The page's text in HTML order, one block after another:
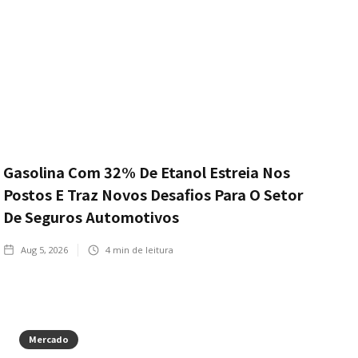
Gasolina Com 32% De Etanol Estreia Nos
Postos E Traz Novos Desafios Para O Setor
De Seguros Automotivos
Aug 5, 2026 4 min de leitura
Mercado